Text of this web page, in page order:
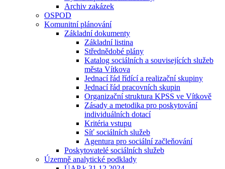
Archiv zakázek
OSPOD
Komunitní plánování
Základní dokumenty
Základní listina
Střednědobé plány
Katalog sociálních a souvisejících služeb
města Vítkova
Jednací řád řídící a realizační skupiny
Jednací řád pracovních skupin
Organizační struktura KPSS ve Vítkově
Zásady a metodika pro poskytování
individuálních dotací
Kritéria vstupu
Síť sociálních služeb
Agentura pro sociální začleňování
Poskytovatelé sociálních služeb
Územně analytické podklady